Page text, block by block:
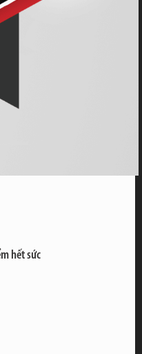
hết sức